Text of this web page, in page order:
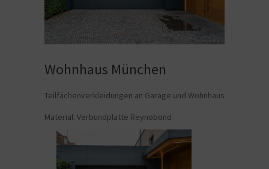
Wohnhaus München
Teilfächenverkleidungen an Garage und Wohnhaus
Material: Verbundplatte Reynobond